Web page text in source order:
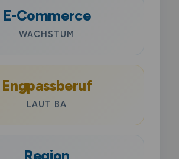
E-Commerce
WACHSTUM
Engpassberuf
LAUT BA
Region